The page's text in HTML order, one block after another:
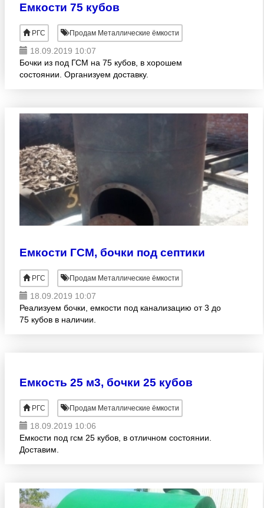
Емкости 75 кубов
РГС Продам Металлические ёмкости
18.09.2019 10:07
Бочки из под ГСМ на 75 кубов, в хорошем
состоянии. Организуем доставку.
Емкости ГСМ, бочки под септики
РГС Продам Металлические ёмкости
18.09.2019 10:07
Реализуем бочки, емкости под канализацию от 3 до
75 кубов в наличии.
Емкость 25 м3, бочки 25 кубов
РГС Продам Металлические ёмкости
18.09.2019 10:06
Емкости под гсм 25 кубов, в отличном состоянии.
Доставим.